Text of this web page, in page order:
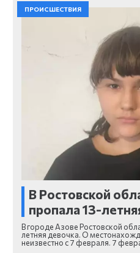
ПРОИСШЕСТВИЯ
В Ростовской
пропала 13-
В городе Азове Ростовской
летняя девочка. О
неизвестно с 7 февраля. 7